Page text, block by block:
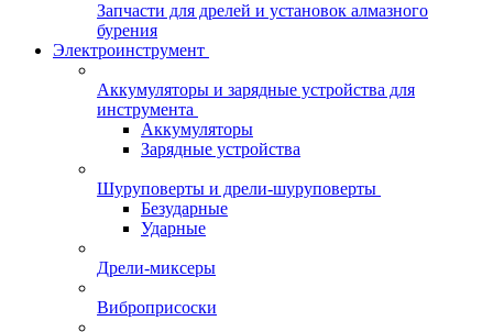
Запчасти для дрелей и установок алмазного
бурения
Электроинструмент
Аккумуляторы и зарядные устройства для
инструмента
Аккумуляторы
Зарядные устройства
Шуруповерты и дрели-шуруповерты
Безударные
Ударные
Дрели-миксеры
Виброприсоски